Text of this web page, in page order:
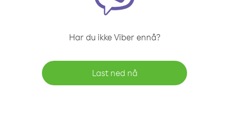
Har du ikke Viber ennå?
Last ned nå